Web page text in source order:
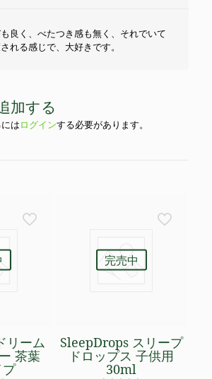
良く、べたつき感も無く、それでいて
れる感じで、大好きです。
加する
はログインする必要があります。
リーム
茶葉
プ
完売中
SleepDrops スリープ
ドロップス 子供用
30ml